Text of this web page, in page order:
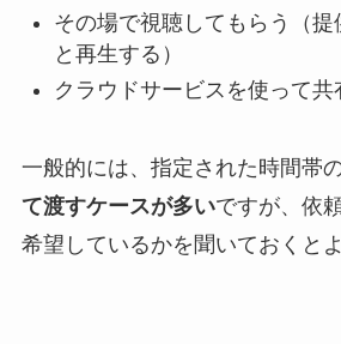
その場で視聴してもらう（提
と再生する）
クラウドサービスを使って共
一般的には、指定された時間帯
て渡すケースが多いですが、依
希望しているかを聞いておくと